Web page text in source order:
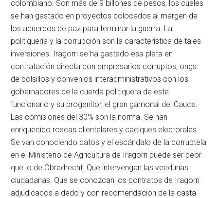
colombiano. Son más de 9 billones de pesos, los cuales
se han gastado en proyectos colocados al margen de
los acuerdos de paz para terminar la guerra. La
politiquería y la corrupción son la característica de tales
inversiones. Iragorri se ha gastado esa plata en
contratación directa con empresarios corruptos, ongs
de bolsillos y convenios interadministrativos con los
gobernadores de la cuerda politiquera de este
funcionario y su progenitor, el gran gamonal del Cauca.
Las comisiones del 30% son la norma. Se han
enriquecido roscas clientelares y caciques electorales.
Se van conociendo datos y el escándalo de la corruptela
en el Ministerio de Agricultura de Iragorri puede ser peor
que lo de Obredrecht. Que intervengan las veedurías
ciudadanas. Que se conozcan los contratos de Iragorri
adjudicados a dedo y con recomendación de la casta